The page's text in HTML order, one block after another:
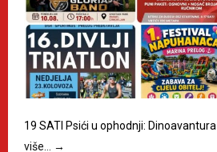
19 SATI Psići u ophodnji:
više…
→